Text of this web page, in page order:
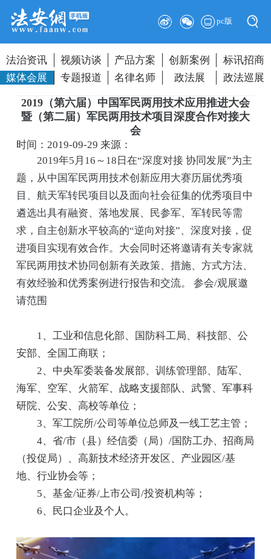
pc版
法治资讯 视频访谈 产品方案 创新案例
标讯招商
媒体会展
专题报道 名律名师 政法展 政法巡展
2019（第六届）中国军民两用技术应用推进大会
暨（第二届）军民两用技术项目深度合作对接大
会
时间：2019-09-29来源：
2019年5月16～18日在“深度对接 协同发展”为主
题，从中国军民两用技术创新应用大赛历届优秀项
目、航天军转民项目以及面向社会征集的优秀项目中
遴选出具有融资、落地发展、民参军、军转民等需
求，自主创新水平较高的“逆向对接”、深度对接，促
进项目实现有效合作。大会同时还将邀请有关专家就
军民两用技术协同创新有关政策、措施、方式方法、
有效经验和优秀案例进行报告和交流。 参会/观展邀
请范围
1、工业和信息化部、国防科工局、科技部、公
安部、全国工商联；
2、中央军委装备发展部、训练管理部、陆军、
海军、空军、火箭军、战略支援部队、武警、军事科
研院、公安、高校等单位；
3、军工院所/公司等单位总师及一线工艺主管；
4、省/市（县）经信委（局）/国防工办、招商局
（投促局）、高新技术经济开发区、产业园区/基
地、行业协会等；
5、基金/证券/上市公司/投资机构等；
6、民口企业及个人。